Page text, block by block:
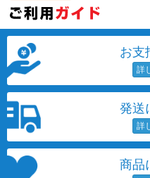
お支
発送
商品